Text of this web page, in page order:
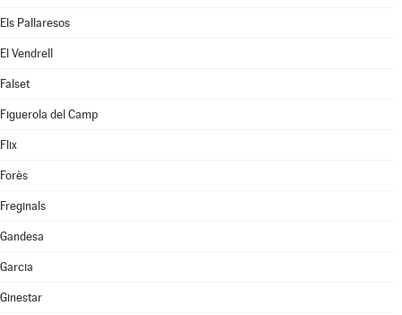
Els Pallaresos
El Vendrell
Falset
Figuerola del Camp
Flix
Forès
Freginals
Gandesa
Garcia
Ginestar